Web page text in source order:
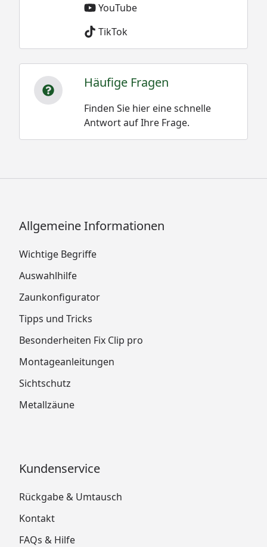
YouTube
TikTok
Häufige Fragen
Finden Sie hier eine schnelle
Antwort auf Ihre Frage.
Allgemeine Informationen
Wichtige Begriffe
Auswahlhilfe
Zaunkonfigurator
Tipps und Tricks
Besonderheiten Fix Clip pro
Montageanleitungen
Sichtschutz
Metallzäune
Kundenservice
Rückgabe & Umtausch
Kontakt
FAQs & Hilfe